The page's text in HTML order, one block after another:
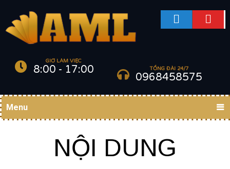
GIỜ LÀM VIỆC
8:00 - 17:00 TỔNG ĐÀI 24/7
0968458575
Menu
NỘI DUNG